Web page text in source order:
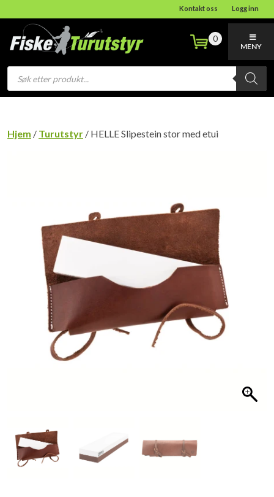
Kontakt oss Logg inn
Products
search
0
MENY
Hjem / Turutstyr / HELLE Slipestein stor med etui